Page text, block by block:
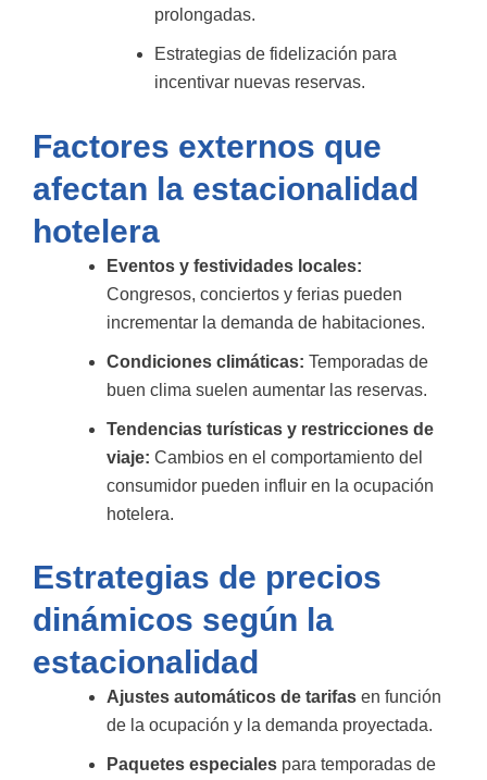
prolongadas.
Estrategias de fidelización para
incentivar nuevas reservas.
Factores externos que
afectan la estacionalidad
hotelera
Eventos y festividades locales:
Congresos, conciertos y ferias pueden
incrementar la demanda de habitaciones.
Condiciones climáticas: Temporadas de
buen clima suelen aumentar las reservas.
Tendencias turísticas y restricciones de
viaje: Cambios en el comportamiento del
consumidor pueden influir en la ocupación
hotelera.
Estrategias de precios
dinámicos según la
estacionalidad
Ajustes automáticos de tarifas en función
de la ocupación y la demanda proyectada.
Paquetes especiales para temporadas de